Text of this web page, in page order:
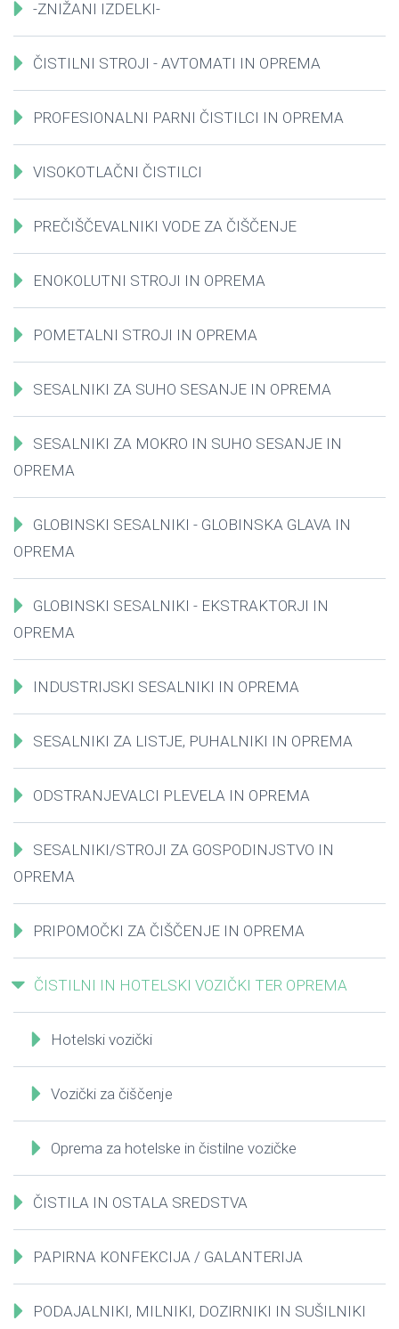
-ZNIŽANI IZDELKI-
ČISTILNI STROJI - AVTOMATI IN OPREMA
PROFESIONALNI PARNI ČISTILCI IN OPREMA
VISOKOTLAČNI ČISTILCI
PREČIŠČEVALNIKI VODE ZA ČIŠČENJE
ENOKOLUTNI STROJI IN OPREMA
POMETALNI STROJI IN OPREMA
SESALNIKI ZA SUHO SESANJE IN OPREMA
SESALNIKI ZA MOKRO IN SUHO SESANJE IN
OPREMA
GLOBINSKI SESALNIKI - GLOBINSKA GLAVA IN
OPREMA
GLOBINSKI SESALNIKI - EKSTRAKTORJI IN
OPREMA
INDUSTRIJSKI SESALNIKI IN OPREMA
SESALNIKI ZA LISTJE, PUHALNIKI IN OPREMA
ODSTRANJEVALCI PLEVELA IN OPREMA
SESALNIKI/STROJI ZA GOSPODINJSTVO IN
OPREMA
PRIPOMOČKI ZA ČIŠČENJE IN OPREMA
ČISTILNI IN HOTELSKI VOZIČKI TER OPREMA
Hotelski vozički
Vozički za čiščenje
Oprema za hotelske in čistilne vozičke
ČISTILA IN OSTALA SREDSTVA
PAPIRNA KONFEKCIJA / GALANTERIJA
PODAJALNIKI, MILNIKI, DOZIRNIKI IN SUŠILNIKI